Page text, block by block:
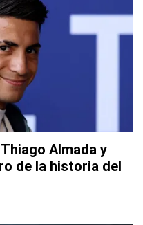
Almada y
de la historia del